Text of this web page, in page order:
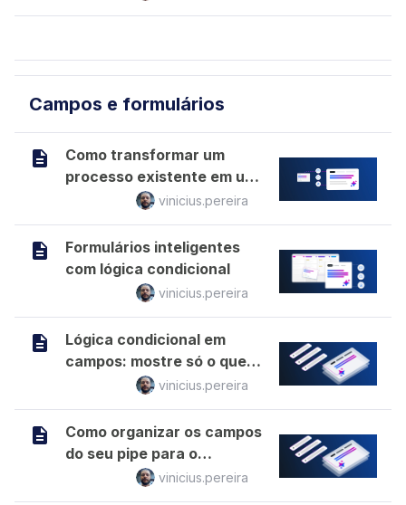
Campos e formulários
Como transformar um
processo existente em um
formulário inicialvinicius.pereira
Formulários inteligentes
com lógica condicional
vinicius.pereira
Lógica condicional em
campos: mostre só o que
vinicius.pereira
Como organizar os campos
do seu pipe para o
processo funcionar
vinicius.pereira